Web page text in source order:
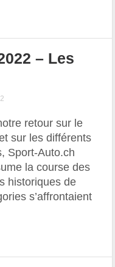
– Les
retour sur le
sur les différents
Sport-Auto.ch
la course des
historiques de
s’affrontaient